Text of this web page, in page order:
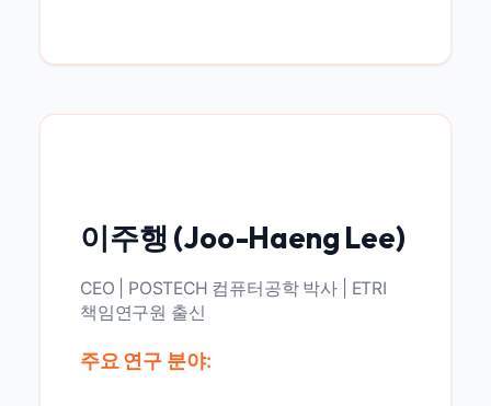
이주행 (Joo-Haeng Lee)
CEO | POSTECH 컴퓨터공학 박사 | ETRI
책임연구원 출신
주요 연구 분야: